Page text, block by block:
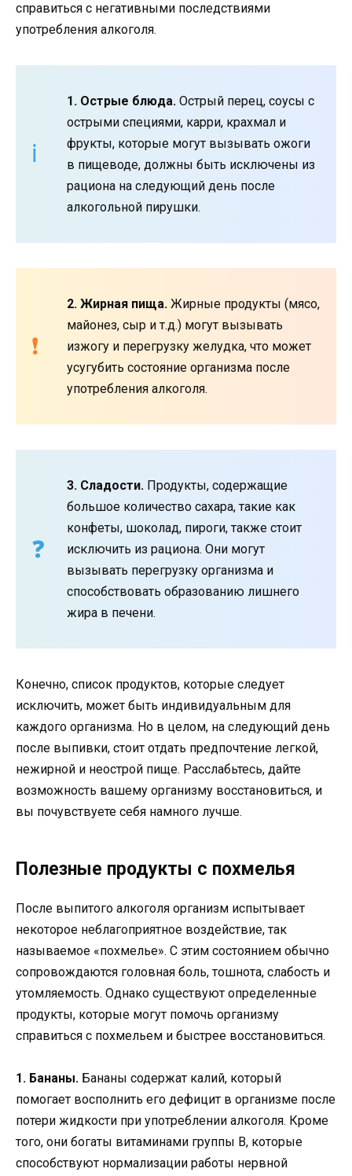
справиться с негативными последствиями
употребления алкоголя.
1. Острые блюда. Острый перец, соусы с
острыми специями, карри, крахмал и
фрукты, которые могут вызывать ожоги
в пищеводе, должны быть исключены из
рациона на следующий день после
алкогольной пирушки.
2. Жирная пища. Жирные продукты (мясо,
майонез, сыр и т.д.) могут вызывать
изжогу и перегрузку желудка, что может
усугубить состояние организма после
употребления алкоголя.
3. Сладости. Продукты, содержащие
большое количество сахара, такие как
конфеты, шоколад, пироги, также стоит
исключить из рациона. Они могут
вызывать перегрузку организма и
способствовать образованию лишнего
жира в печени.
Конечно, список продуктов, которые следует
исключить, может быть индивидуальным для
каждого организма. Но в целом, на следующий день
после выпивки, стоит отдать предпочтение легкой,
нежирной и неострой пище. Расслабьтесь, дайте
возможность вашему организму восстановиться, и
вы почувствуете себя намного лучше.
Полезные продукты с похмелья
После выпитого алкоголя организм испытывает
некоторое неблагоприятное воздействие, так
называемое «похмелье». С этим состоянием обычно
сопровождаются головная боль, тошнота, слабость и
утомляемость. Однако существуют определенные
продукты, которые могут помочь организму
справиться с похмельем и быстрее восстановиться.
1. Бананы. Бананы содержат калий, который
помогает восполнить его дефицит в организме после
потери жидкости при употреблении алкоголя. Кроме
того, они богаты витаминами группы В, которые
способствуют нормализации работы нервной